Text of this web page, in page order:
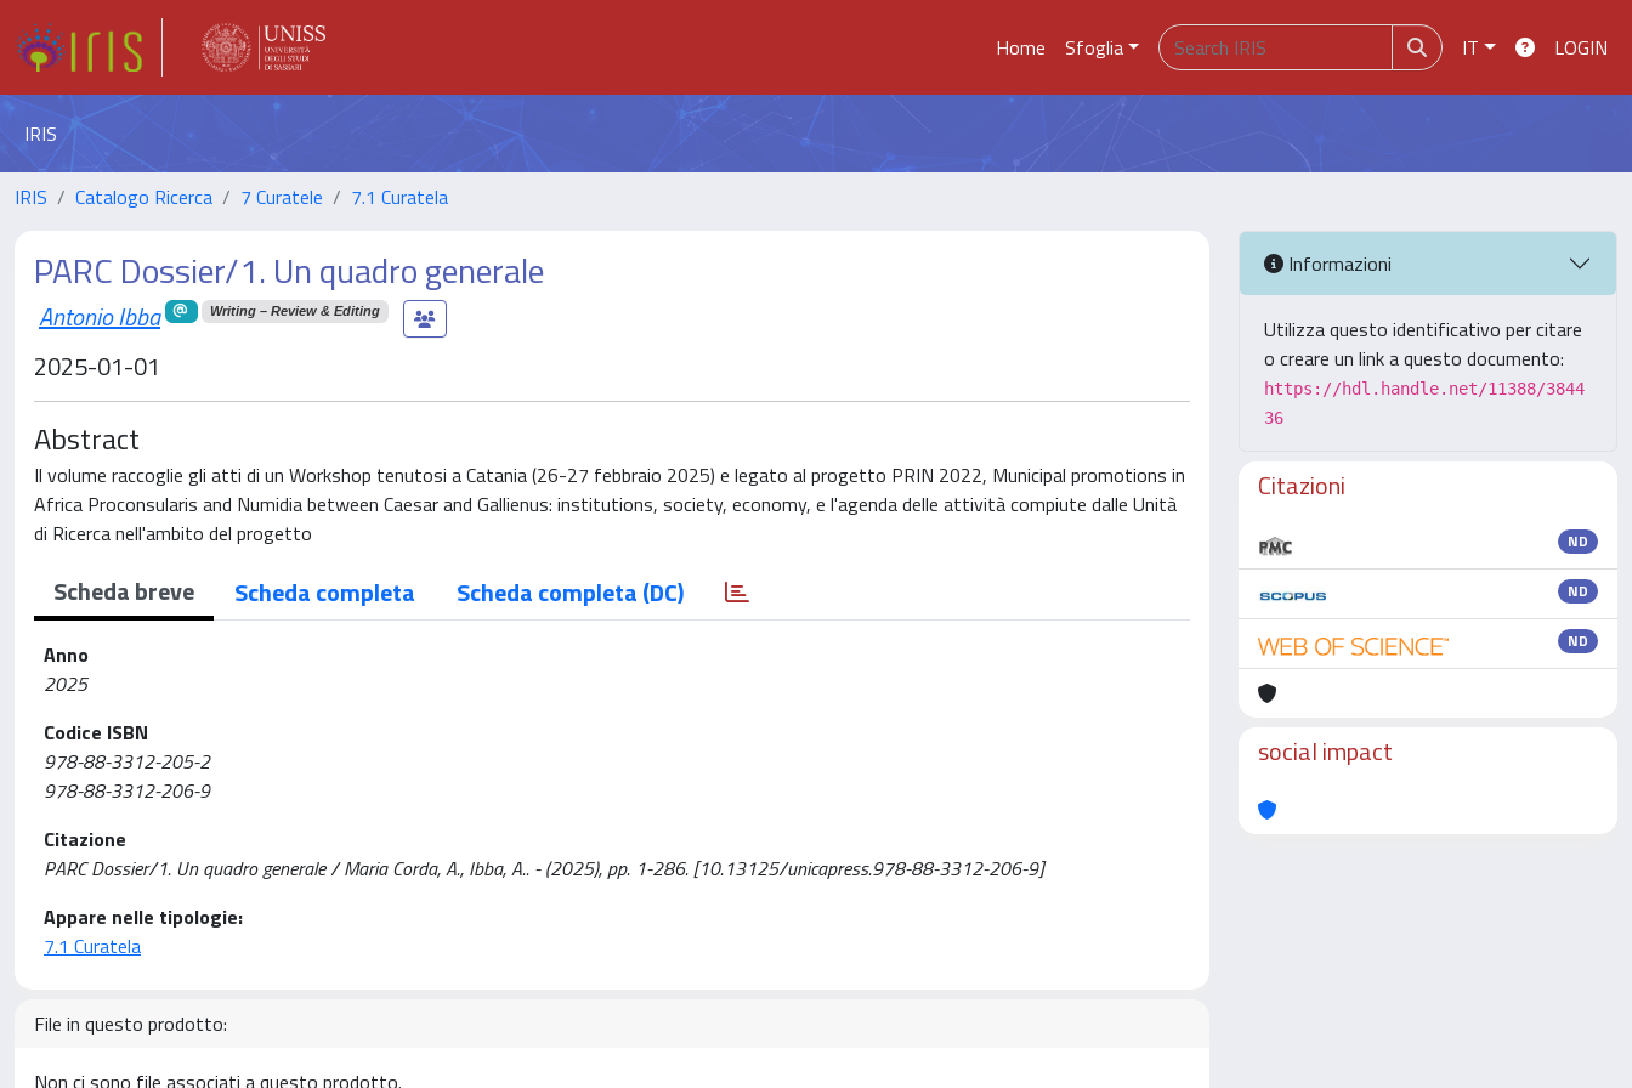
Home Sfoglia IT LOGIN
IRIS
IRIS Catalogo Ricerca 7 Curatele 7.1 Curatela
PARC Dossier/1. Un quadro generale
Antonio Ibba Writing – Review & Editing
2025-01-01
Abstract
Il volume raccoglie gli atti di un Workshop tenutosi a Catania (26-27 febbraio 2025) e legato al progetto PRIN 2022, Municipal promotions in
Africa Proconsularis and Numidia between Caesar and Gallienus: institutions, society, economy, e l'agenda delle attività compiute dalle Unità
di Ricerca nell'ambito del progetto
Scheda breve Scheda completa Scheda completa (DC)
Anno
2025
Codice ISBN
978-88-3312-205-2
978-88-3312-206-9
Citazione
PARC Dossier/1. Un quadro generale / Maria Corda, A., Ibba, A.. - (2025), pp. 1-286. [10.13125/unicapress.978-88-3312-206-9]
Appare nelle tipologie:
7.1 Curatela
File in questo prodotto:
Non ci sono file associati a questo prodotto.
Informazioni
Utilizza questo identificativo per citare
o creare un link a questo documento:
https://hdl.handle.net/11388/3844
36
Citazioni
ND
ND
ND
social impact